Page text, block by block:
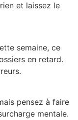
et laissez le
semaine, ce
en retard.
pensez à faire
mentale.